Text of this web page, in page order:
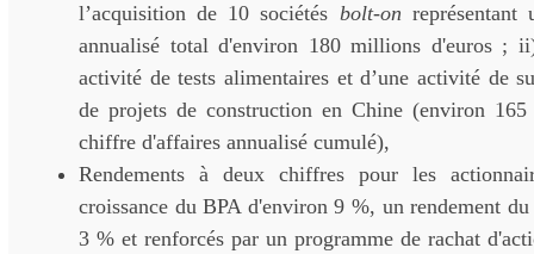
l’acquisition de 10 sociétés bolt-on
annualisé total d'environ 180 millions d'euros ;
activité de tests alimentaires et d’une activité de
de projets de construction en Chine (environ
chiffre d'affaires annualisé cumulé),
Rendements à deux chiffres pour les
croissance du BPA d'environ 9 %, un rendement
3 % et renforcés par un programme de rachat